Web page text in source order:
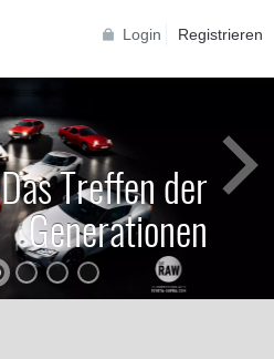
Login Registrieren
Das Treffen der
Generationen